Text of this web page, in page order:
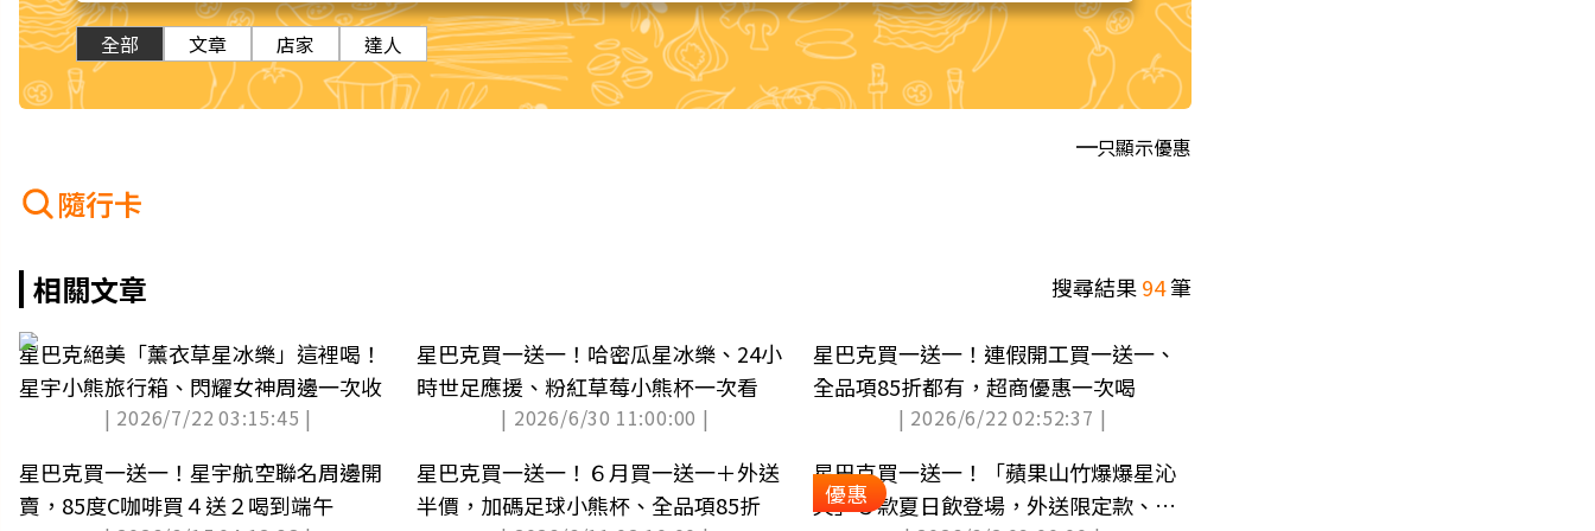
全部 文章 店家 達人
只顯示優惠
隨行卡
相關文章 搜尋結果94筆
星巴克絕美「薰衣草星冰樂」這裡喝！
星宇小熊旅行箱、閃耀女神周邊一次收
| 2026/7/22 03:15:45 |
星巴克買一送一！哈密瓜星冰樂、24小
時世足應援、粉紅草莓小熊杯一次看
| 2026/6/30 11:00:00 |
星巴克買一送一！連假開工買一送一、
全品項85折都有，超商優惠一次喝
| 2026/6/22 02:52:37 |
星巴克買一送一！星宇航空聯名周邊開
賣，85度C咖啡買４送２喝到端午
星巴克買一送一！６月買一送一＋外送
半價，加碼足球小熊杯、全品項85折
優惠
星巴克買一送一！「蘋果山竹爆爆星沁
爽」５款夏日飲登場，外送限定款、樹